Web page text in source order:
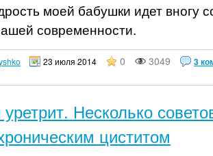
моей бабушки идет вногу
современности.
23 июля 2014 0 3049 3
уретрит. Несколько
циститом